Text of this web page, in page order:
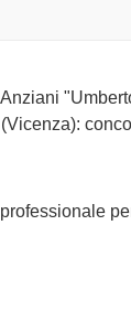
(Vicenza):